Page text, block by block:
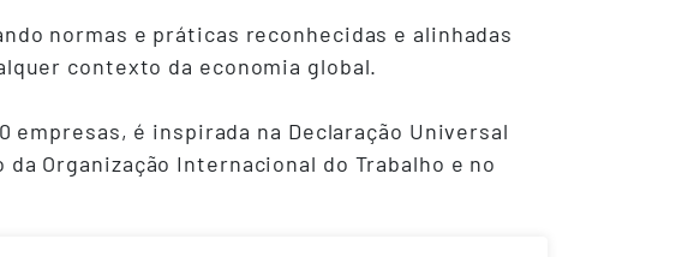
normas e práticas reconhecidas e alinhadas
contexto da economia global.
empresas, é inspirada na Declaração Universal
Organização Internacional do Trabalho e no